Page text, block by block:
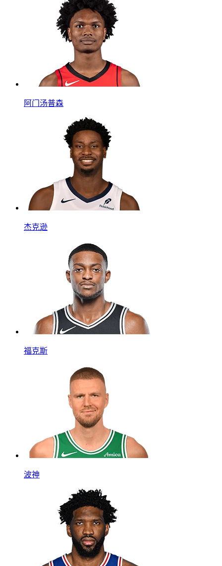
阿门汤普森
杰克逊
福克斯
波神